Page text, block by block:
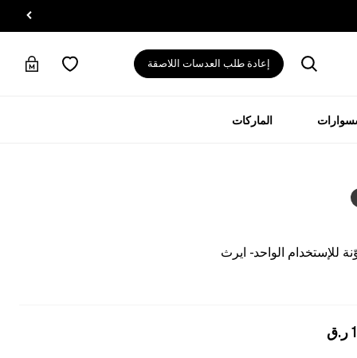
إعادة طلب العدسات اللاصقة
الماركات
للإستخدام الواحد - ايرث
ر.ق